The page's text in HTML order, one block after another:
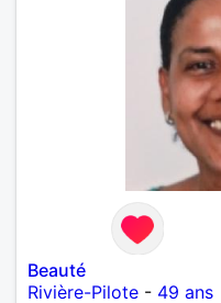
Beauté
Rivière-Pilote - 49 ans